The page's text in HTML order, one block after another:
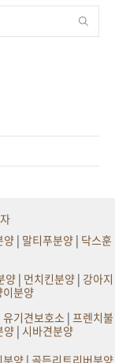
양 | 말티푸분양 | 닥스훈
양| 먼치킨분양| 강아지
이분양
유기견보호소| 프렌치불
양 | 시바견분양